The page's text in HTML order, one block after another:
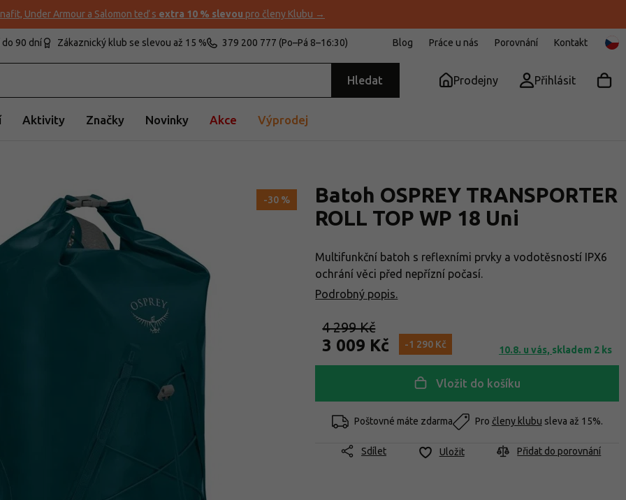
Under Armour a Salomon teď s extra 10 % slevou pro členy Klubu →
90 dní Zákaznický klub se slevou až 15 % 379 200 777 (Po–Pá 8–16:30) Blog Práce u nás Porovnání Kontakt
Hledat Prodejny Přihlásit
Aktivity Značky Novinky Akce Výprodej
-30 %
Batoh OSPREY TRANSPORTER
ROLL TOP WP 18 Uni
Multifunkční batoh s reflexními prvky a vodotěsností IPX6
ochrání věci před nepřízní počasí.
Podrobný popis.
3 009 Kč -1 290 Kč
4 299 Kč
10.8. u vás, skladem 2 ks
Vložit do košíku
Poštovné máte zdarma Pro členy klubu sleva až 15%.
Sdílet Uložit Přidat do porovnání